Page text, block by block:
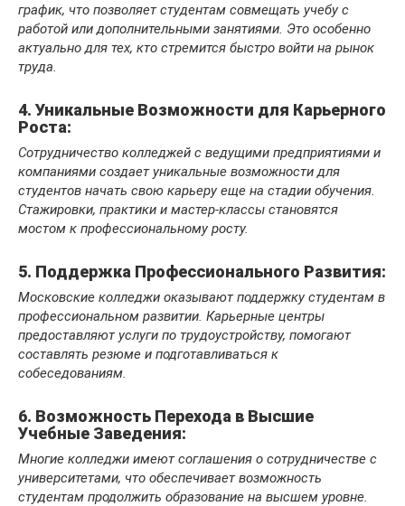
график, что позволяет студентам совмещать учебу с
работой или дополнительными занятиями. Это особенно
актуально для тех, кто стремится быстро войти на рынок
труда.
4. Уникальные Возможности для Карьерного
Роста:
Сотрудничество колледжей с ведущими предприятиями и
компаниями создает уникальные возможности для
студентов начать свою карьеру еще на стадии обучения.
Стажировки, практики и мастер-классы становятся
мостом к профессиональному росту.
5. Поддержка Профессионального Развития:
Московские колледжи оказывают поддержку студентам в
профессиональном развитии. Карьерные центры
предоставляют услуги по трудоустройству, помогают
составлять резюме и подготавливаться к
собеседованиям.
6. Возможность Перехода в Высшие
Учебные Заведения:
Многие колледжи имеют соглашения о сотрудничестве с
университетами, что обеспечивает возможность
студентам продолжить образование на высшем уровне.